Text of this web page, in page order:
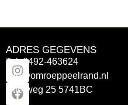
ADRES GEGEVENS
Tel: 0492-463624
info@omroeppeelrand.nl
Otterweg 25 5741BC